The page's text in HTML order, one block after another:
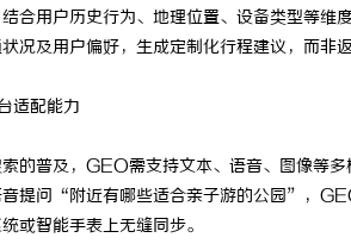
合用户历史行为、地理位置、设备类型等
况及用户偏好，生成定制化行程建议，而非
适配能力
的普及，GEO需支持文本、语音、图像等
提问“附近有哪些适合亲子游的公园”，
或智能手表上无缝同步。